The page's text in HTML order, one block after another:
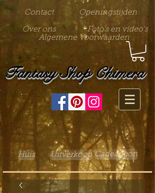
Contact Openingstijden
Over ons
Foto's en video's
Algemene Voorwaarden
Fantasy Shop Chimera
Huis Uitverkoop Cadeaubon